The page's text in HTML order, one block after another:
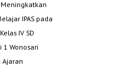
IPAS pada
IV SD
1 Wonosari
Ajaran